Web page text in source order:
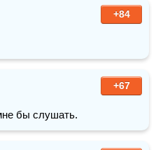
+84
+67
бы слушать.